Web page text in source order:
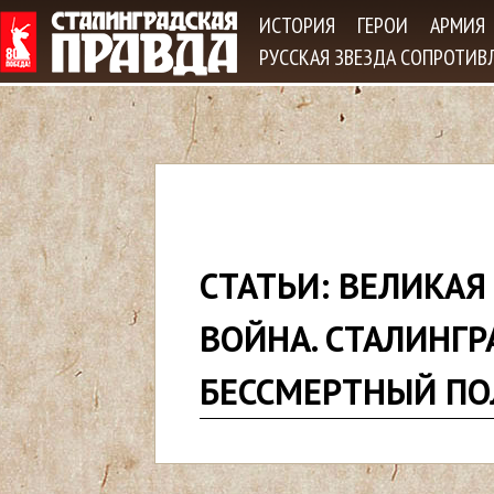
ИСТОРИЯ ГЕРОИ
АРМИЯ
РУССКАЯ ЗВЕЗДА
д
е
СТАТЬИ:
ВОЙНА.
БЕССМЕРТНЫЙ